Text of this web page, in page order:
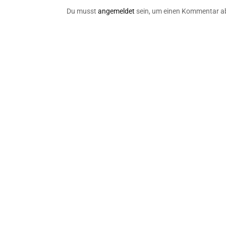
Du musst angemeldet sein, um einen Kommentar